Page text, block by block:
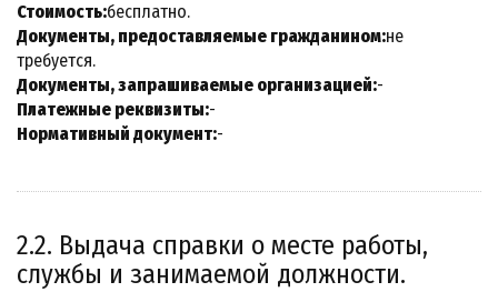
Стоимость:бесплатно.
Документы, предоставляемые гражданином:не
требуется.
Документы, запрашиваемые организацией:-
Платежные реквизиты:-
Нормативный документ:-
2.2. Выдача справки о месте работы,
службы и занимаемой должности.